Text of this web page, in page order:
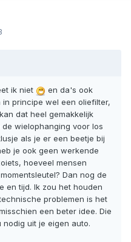
ik niet
en da's ook
principe wel een oliefilter,
dat heel gemakkelijk
wielophanging voor los
als je er een beetje bij
je ook geen werkende
hoeveel mensen
Dan nog de
en tijd. Ik zou het houden
problemen is het
een beter idee. Die
uit je eigen auto.